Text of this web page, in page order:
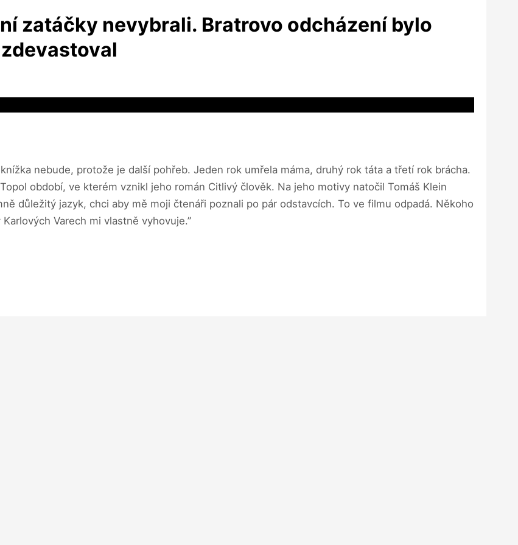
zatáčky nevybrali. Bratrovo odcházení bylo
nebude, protože je další pohřeb. Jeden rok umřela máma, druhý rok táta a třetí rok brácha.
období, ve kterém vznikl jeho román Citlivý člověk. Na jeho motivy natočil Tomáš Klein
důležitý jazyk, chci aby mě moji čtenáři poznali po pár odstavcích. To ve filmu odpadá. Někoho
Varech mi vlastně vyhovuje.”